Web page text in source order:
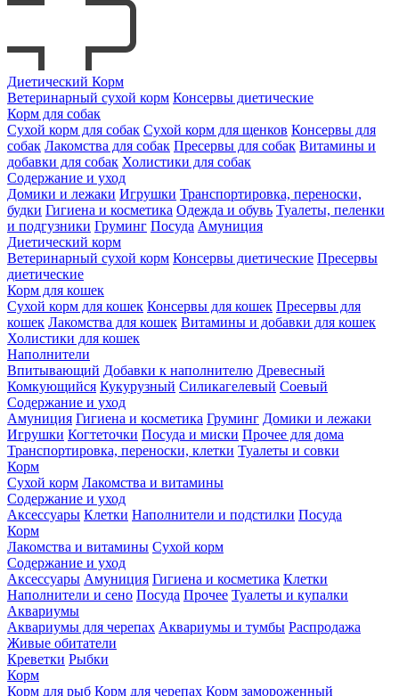
Диетический Корм
Ветеринарный сухой корм Консервы диетические
Корм для собак
Сухой корм для собак Сухой корм для щенков Консервы для
собак Лакомства для собак Пресервы для собак Витамины и
добавки для собак Холистики для собак
Содержание и уход
Домики и лежаки Игрушки Транспортировка, переноски,
будки Гигиена и косметика Одежда и обувь Туалеты, пеленки
и подгузники Груминг Посуда Амуниция
Диетический корм
Ветеринарный сухой корм Консервы диетические Пресервы
диетические
Корм для кошек
Сухой корм для кошек Консервы для кошек Пресервы для
кошек Лакомства для кошек Витамины и добавки для кошек
Холистики для кошек
Наполнители
Впитывающий Добавки к наполнителю Древесный
Комкующийся Кукурузный Силикагелевый Соевый
Содержание и уход
Амуниция Гигиена и косметика Груминг Домики и лежаки
Игрушки Когтеточки Посуда и миски Прочее для дома
Транспортировка, переноски, клетки Туалеты и совки
Корм
Сухой корм Лакомства и витамины
Содержание и уход
Аксессуары Клетки Наполнители и подстилки Посуда
Корм
Лакомства и витамины Сухой корм
Содержание и уход
Аксессуары Амуниция Гигиена и косметика Клетки
Наполнители и сено Посуда Прочее Туалеты и купалки
Аквариумы
Аквариумы для черепах Аквариумы и тумбы Распродажа
Живые обитатели
Креветки Рыбки
Корм
Корм для рыб Корм для черепах Корм замороженный